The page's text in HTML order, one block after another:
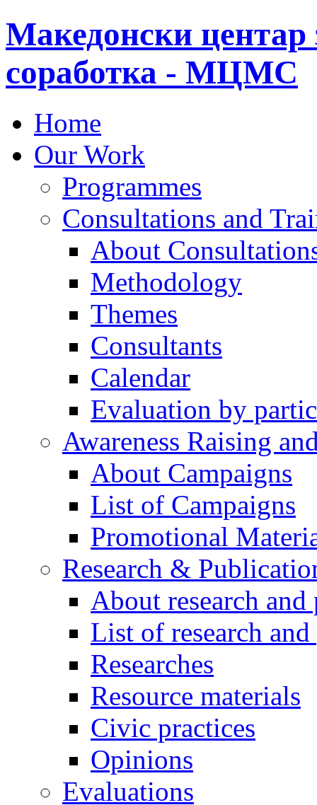
Македонски центар
соработка - МЦМС
Home
Our Work
Programmes
Consultations and
About
Methodology
Themes
Consultants
Calendar
Evaluation by
Awareness Raising
About Campaigns
List of Campaigns
Promotional
Research &
About research
List of research
Researches
Resource materials
Civic practices
Opinions
Evaluations